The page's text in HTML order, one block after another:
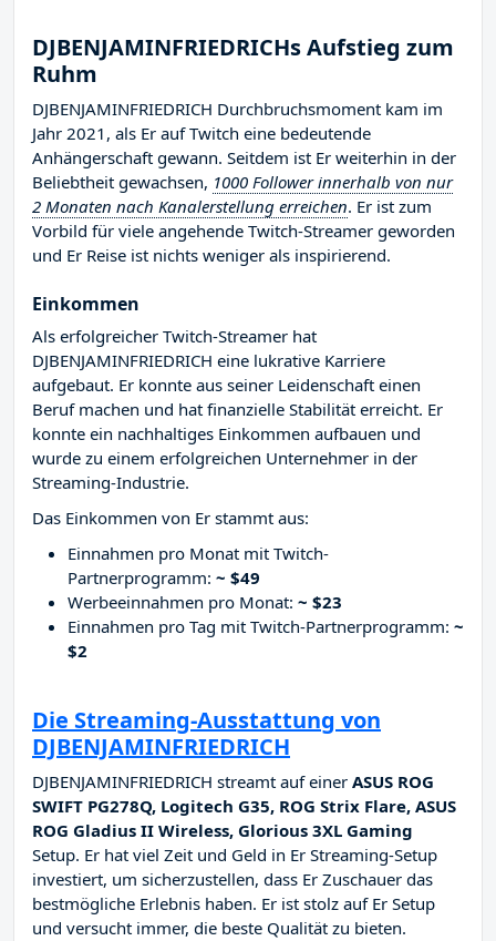
DJBENJAMINFRIEDRICHs Aufstieg zum
Ruhm
DJBENJAMINFRIEDRICH Durchbruchsmoment kam im
Jahr 2021, als Er auf Twitch eine bedeutende
Anhängerschaft gewann. Seitdem ist Er weiterhin in der
Beliebtheit gewachsen, 1000 Follower innerhalb von nur
2 Monaten nach Kanalerstellung erreichen. Er ist zum
Vorbild für viele angehende Twitch-Streamer geworden
und Er Reise ist nichts weniger als inspirierend.
Einkommen
Als erfolgreicher Twitch-Streamer hat
DJBENJAMINFRIEDRICH eine lukrative Karriere
aufgebaut. Er konnte aus seiner Leidenschaft einen
Beruf machen und hat finanzielle Stabilität erreicht. Er
konnte ein nachhaltiges Einkommen aufbauen und
wurde zu einem erfolgreichen Unternehmer in der
Streaming-Industrie.
Das Einkommen von Er stammt aus:
Einnahmen pro Monat mit Twitch-
Partnerprogramm: ~ $49
Werbeeinnahmen pro Monat: ~ $23
Einnahmen pro Tag mit Twitch-Partnerprogramm: ~
$2
Die Streaming-Ausstattung von
DJBENJAMINFRIEDRICH
DJBENJAMINFRIEDRICH streamt auf einer ASUS ROG
SWIFT PG278Q, Logitech G35, ROG Strix Flare, ASUS
ROG Gladius II Wireless, Glorious 3XL Gaming
Setup. Er hat viel Zeit und Geld in Er Streaming-Setup
investiert, um sicherzustellen, dass Er Zuschauer das
bestmögliche Erlebnis haben. Er ist stolz auf Er Setup
und versucht immer, die beste Qualität zu bieten.